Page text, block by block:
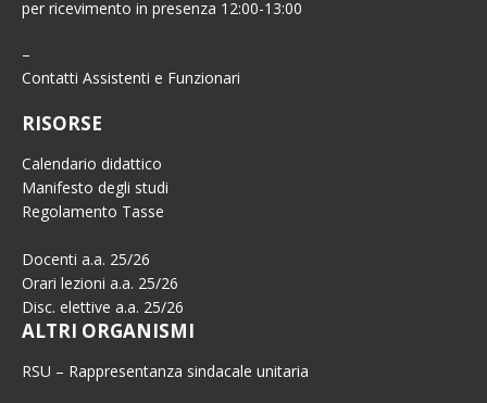
per ricevimento in presenza 12:00-13:00
–
Contatti Assistenti e Funzionari
RISORSE
Calendario didattico
Manifesto degli studi
Regolamento Tasse
Docenti a.a. 25/26
Orari lezioni a.a. 25/26
Disc. elettive a.a. 25/26
ALTRI ORGANISMI
RSU – Rappresentanza sindacale unitaria